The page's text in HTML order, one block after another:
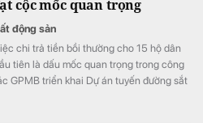
cộc mốc quan trọng
động sản
chi trả tiền bồi thường cho 15 hộ dân
tiên là dấu mốc quan trọng trong công
GPMB triển khai Dự án tuyến đường sắt